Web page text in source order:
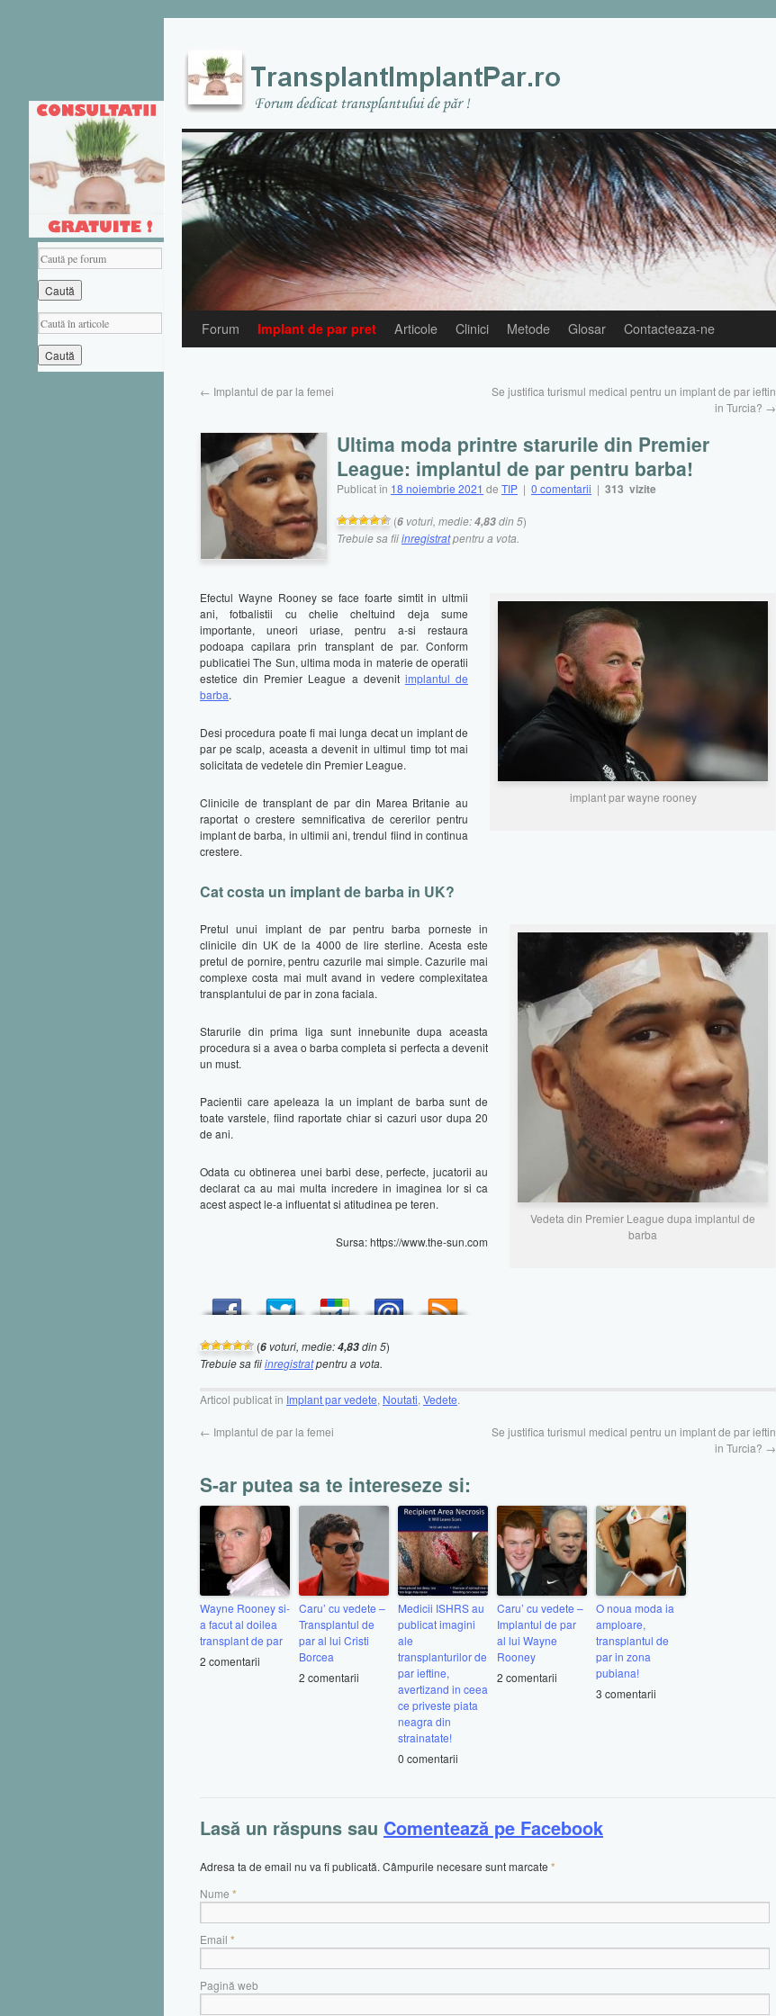
Forum Implant de par pret Articole Clinici Metode Glosar Contacteaza-ne
← Implantul de par la femei
Se justifica turismul medical pentru un implant de par ieftin
in Turcia? →
Ultima moda printre starurile din Premier
League: implantul de par pentru barba!
Publicat în 18 noiembrie 2021 de TIP | 0 comentarii | 313 vizite
(6 voturi, medie:4,83din 5)
Trebuie sa fiiinregistratpentru a vota.
implant par wayne rooney
Efectul Wayne Rooney se face foarte simtit in ultmii
ani, fotbalistii cu chelie cheltuind deja sume
importante, uneori uriase, pentru a-si restaura
podoapa capilara prin transplant de par. Conform
publicatiei The Sun, ultima moda in materie de operatii
estetice din Premier League a devenit implantul de
barba.
Desi procedura poate fi mai lunga decat un implant de
par pe scalp, aceasta a devenit in ultimul timp tot mai
solicitata de vedetele din Premier League.
Clinicile de transplant de par din Marea Britanie au
raportat o crestere semnificativa de cererilor pentru
implant de barba, in ultimii ani, trendul fiind in continua
crestere.
Cat costa un implant de barba in UK?
Vedeta din Premier League dupa implantul de
barba
Pretul unui implant de par pentru barba porneste in
clinicile din UK de la 4000 de lire sterline. Acesta este
pretul de pornire, pentru cazurile mai simple. Cazurile mai
complexe costa mai mult avand in vedere complexitatea
transplantului de par in zona faciala.
Starurile din prima liga sunt innebunite dupa aceasta
procedura si a avea o barba completa si perfecta a devenit
un must.
Pacientii care apeleaza la un implant de barba sunt de
toate varstele, fiind raportate chiar si cazuri usor dupa 20
de ani.
Odata cu obtinerea unei barbi dese, perfecte, jucatorii au
declarat ca au mai multa incredere in imaginea lor si ca
acest aspect le-a influentat si atitudinea pe teren.
Sursa: https://www.the-sun.com
(6 voturi, medie:4,83din 5)
Trebuie sa fiiinregistratpentru a vota.
Articol publicat în Implant par vedete, Noutati, Vedete.
← Implantul de par la femei
Se justifica turismul medical pentru un implant de par ieftin
in Turcia? →
S-ar putea sa te intereseze si:
Wayne Rooney si-
a facut al doilea
transplant de par
2 comentarii
Caru’ cu vedete –
Transplantul de
par al lui Cristi
Borcea
2 comentarii
Medicii ISHRS au
publicat imagini
ale
transplanturilor de
par ieftine,
avertizand in ceea
ce priveste piata
neagra din
strainatate!
0 comentarii
Caru’ cu vedete –
Implantul de par
al lui Wayne
Rooney
2 comentarii
O noua moda ia
amploare,
transplantul de
par in zona
pubiana!
3 comentarii
Lasă un răspuns sau Comentează pe Facebook
Adresa ta de email nu va fi publicată. Câmpurile necesare sunt marcate *
Nume *
Email *
Pagină web